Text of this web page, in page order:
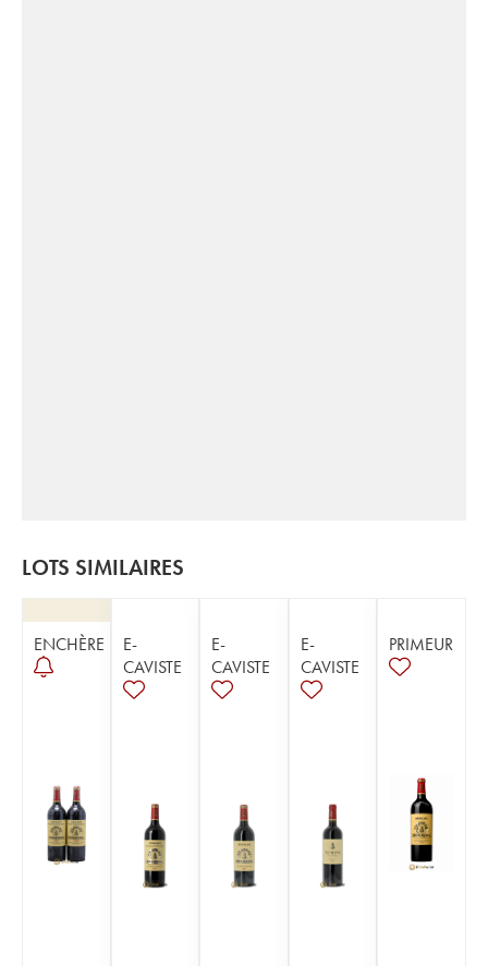
LOTS SIMILAIRES
ENCHÈRE
E-
CAVISTE
E-
CAVISTE
E-
CAVISTE
PRIMEUR